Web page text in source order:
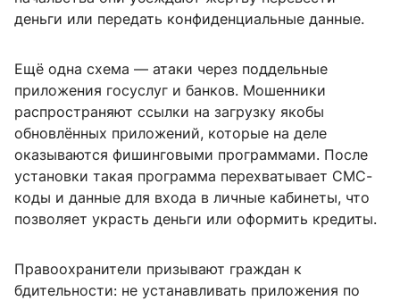
деньги или передать конфиденциальные данные.
Ещё одна схема — атаки через поддельные
приложения госуслуг и банков. Мошенники
распространяют ссылки на загрузку якобы
обновлённых приложений, которые на деле
оказываются фишинговыми программами. После
установки такая программа перехватывает СМС-
коды и данные для входа в личные кабинеты, что
позволяет украсть деньги или оформить кредиты.
Правоохранители призывают граждан к
бдительности: не устанавливать приложения по